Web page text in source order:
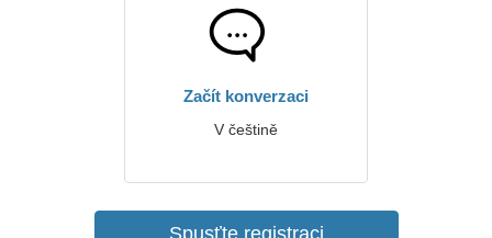
Začít konverzaci
V češtině
Spusťte registraci